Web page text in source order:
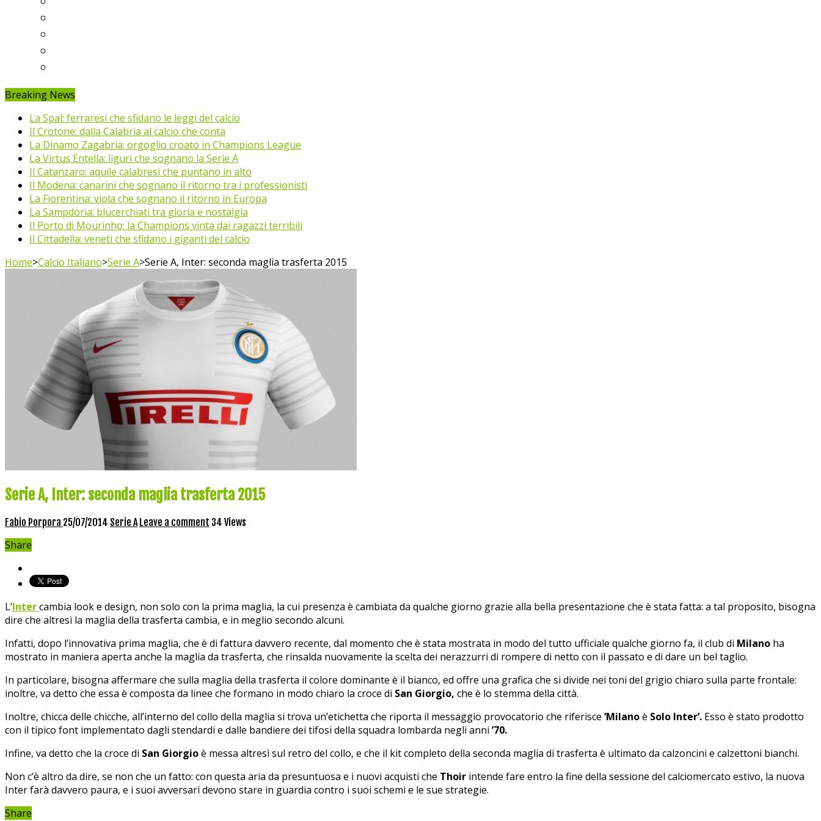
Breaking News
La Spal: ferraresi che sfidano le leggi del calcio
Il Crotone: dalla Calabria al calcio che conta
La Dinamo Zagabria: orgoglio croato in Champions League
La Virtus Entella: liguri che sognano la Serie A
Il Catanzaro: aquile calabresi che puntano in alto
Il Modena: canarini che sognano il ritorno tra i professionisti
La Fiorentina: viola che sognano il ritorno in Europa
La Sampdoria: blucerchiati tra gloria e nostalgia
Il Porto di Mourinho: la Champions vinta dai ragazzi terribili
Il Cittadella: veneti che sfidano i giganti del calcio
Home>Calcio Italiano>Serie A>Serie A, Inter: seconda maglia trasferta 2015
Serie A, Inter: seconda maglia trasferta 2015
Fabio Porpora 25/07/2014 Serie A Leave a comment 34 Views
Share
L’Intercambia look e design, non solo con la prima maglia, la cui presenza è cambiata da qualche giorno grazie alla bella presentazione che è stata fatta: a tal proposito, bisogna
dire che altresì la maglia della trasferta cambia, e in meglio secondo alcuni.
Infatti, dopo l’innovativa prima maglia, che è di fattura davvero recente, dal momento che è stata mostrata in modo del tutto ufficiale qualche giorno fa, il club di Milano ha
mostrato in maniera aperta anche la maglia da trasferta, che rinsalda nuovamente la scelta dei nerazzurri di rompere di netto con il passato e di dare un bel taglio.
In particolare, bisogna affermare che sulla maglia della trasferta il colore dominante è il bianco, ed offre una grafica che si divide nei toni del grigio chiaro sulla parte frontale:
inoltre, va detto che essa è composta da linee che formano in modo chiaro la croce di San Giorgio, che è lo stemma della città.
Inoltre, chicca delle chicche, all’interno del collo della maglia si trova un’etichetta che riporta il messaggio provocatorio che riferisce ‘Milanoè Solo Inter’. Esso è stato prodotto
con il tipico font implementato dagli stendardi e dalle bandiere dei tifosi della squadra lombarda negli anni ’70.
Infine, va detto che la croce di San Giorgioè messa altresì sul retro del collo, e che il kit completo della seconda maglia di trasferta è ultimato da calzoncini e calzettoni bianchi.
Non c’è altro da dire, se non che un fatto: con questa aria da presuntuosa e i nuovi acquisti che Thoir intende fare entro la fine della sessione del calciomercato estivo, la nuova
Inter farà davvero paura, e i suoi avversari devono stare in guardia contro i suoi schemi e le sue strategie.
Share